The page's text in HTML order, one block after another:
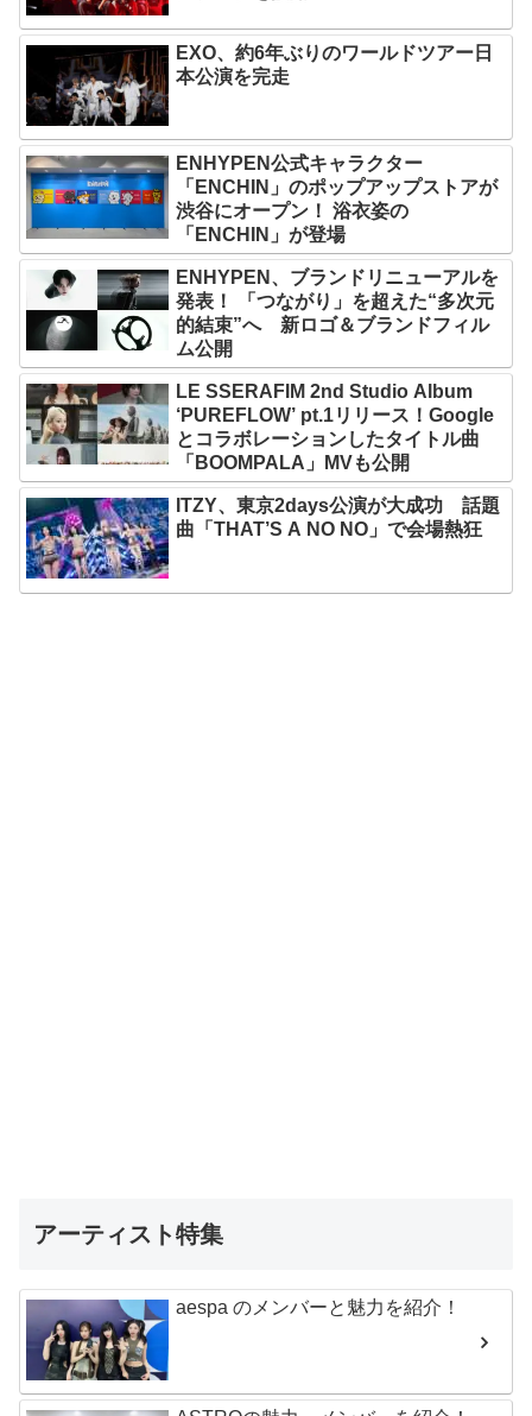
EXO、約6年ぶりのワールドツアー日
本公演を完走
ENHYPEN公式キャラクター
「ENCHIN」のポップアップストアが
渋谷にオープン！ 浴衣姿の
「ENCHIN」が登場
ENHYPEN、ブランドリニューアルを
発表！ 「つながり」を超えた“多次元
的結束”へ 新ロゴ＆ブランドフィル
ム公開
LE SSERAFIM 2nd Studio Album
‘PUREFLOW’ pt.1リリース！Google
とコラボレーションしたタイトル曲
「BOOMPALA」MVも公開
ITZY、東京2days公演が大成功 話題
曲「THAT’S A NO NO」で会場熱狂
アーティスト特集
aespa のメンバーと魅力を紹介！